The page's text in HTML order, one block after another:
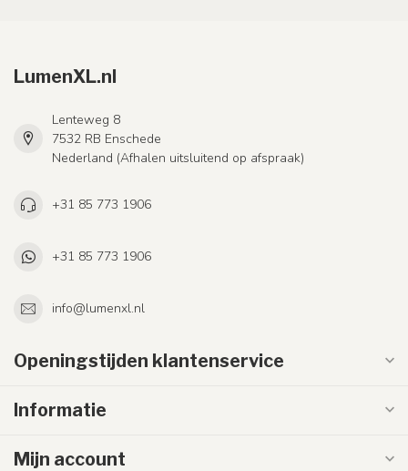
LumenXL.nl
Lenteweg 8
7532 RB Enschede
Nederland (Afhalen uitsluitend op afspraak)
+31 85 773 1906
+31 85 773 1906
info@lumenxl.nl
Openingstijden klantenservice
Informatie
Mijn account